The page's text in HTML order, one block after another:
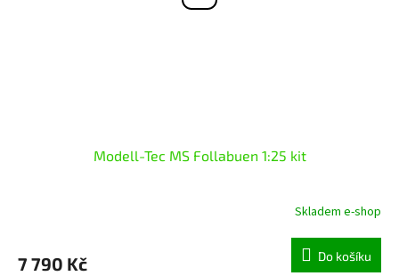
Modell-Tec MS Follabuen 1:25 kit
Skladem e-shop
7 790 Kč Do košíku